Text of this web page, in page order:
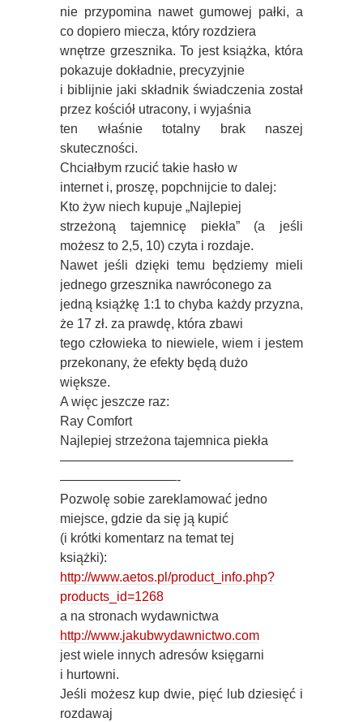
nie przypomina nawet gumowej pałki, a
co dopiero miecza, który rozdziera
wnętrze grzesznika. To jest książka, która
pokazuje dokładnie, precyzyjnie
i biblijnie jaki składnik świadczenia został
przez kościół utracony, i wyjaśnia
ten właśnie totalny brak naszej
skuteczności.
Chciałbym rzucić takie hasło w
internet i, proszę, popchnijcie to dalej:
Kto żyw niech kupuje „Najlepiej
strzeżoną tajemnicę piekła” (a jeśli
możesz to 2,5, 10) czyta i rozdaje.
Nawet jeśli dzięki temu będziemy mieli
jednego grzesznika nawróconego za
jedną książkę 1:1 to chyba każdy przyzna,
że 17 zł. za prawdę, która zbawi
tego człowieka to niewiele, wiem i jestem
przekonany, że efekty będą dużo
większe.
A więc jeszcze raz:
Ray Comfort
Najlepiej strzeżona tajemnica piekła
——————————————————
—————————-
Pozwolę sobie zareklamować jedno
miejsce, gdzie da się ją kupić
(i krótki komentarz na temat tej
książki):
http://www.aetos.pl/product_info.php?
products_id=1268
a na stronach wydawnictwa
http://www.jakubwydawnictwo.com
jest wiele innych adresów księgarni
i hurtowni.
Jeśli możesz kup dwie, pięć lub dziesięć i
rozdawaj